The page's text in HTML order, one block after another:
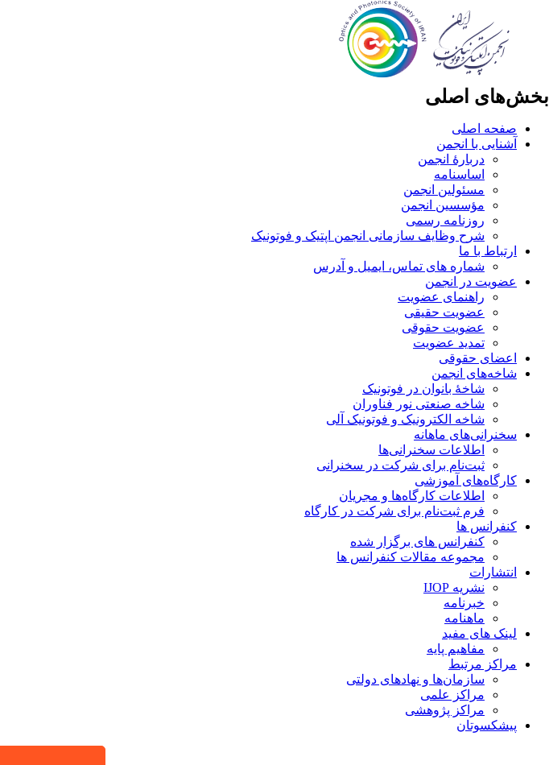
بخش‌های اصلی
صفحه اصلی
آشنایی با انجمن
دربارۀ انجمن
اساسنامه
مسئولین انجمن
مؤسسین انجمن
روزنامه رسمی
شرح وظایف سازمانی انجمن اپتیک و فوتونیک
ارتباط با ما
شماره های تماس، ایمیل و آدرس
عضویت در انجمن
راهنمای عضویت
عضویت حقیقی
عضویت حقوقی
تمدید عضویت
اعضای حقوقی
شاخه‌های انجمن
شاخۀ بانوان در فوتونیک
شاخه صنعتی نور فناوران
شاخه‌ الکترونیک و فوتونیک آلی
سخنرانی‌های ماهانه
اطلاعات سخنرانی‌‌ها
ثبت‌نام برای شرکت در سخنرانی
کارگاه‌های آموزشی
اطلاعات کارگاه‌ها و مجریان
فرم ثبت‌نام برای شرکت در کارگاه
کنفرانس ها
کنفرانس های برگزار شده
مجموعه مقالات کنفرانس ها
انتشارات
نشریه IJOP
خبرنامه
ماهنامه
لینک های مفید
مفاهیم پایه
مراکز مرتبط
سازمان‌ها و نهادهای دولتی
مراکز علمی
مراکز پژوهشی
پیشکسوتان